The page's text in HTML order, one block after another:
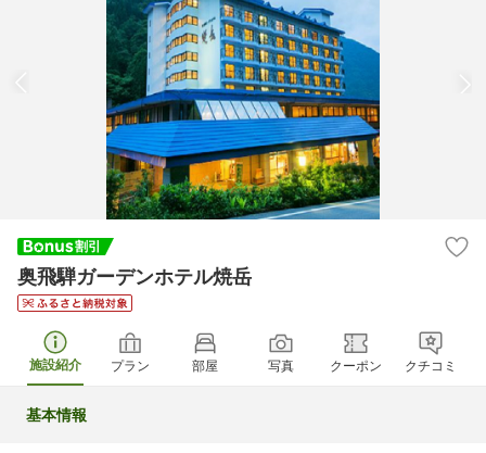
奥飛騨ガーデンホテル焼岳
施設紹介 プラン 部屋 写真 クーポン クチコミ
基本情報